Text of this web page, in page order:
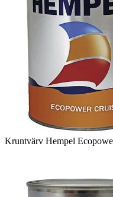
Kruntvärv Hempel